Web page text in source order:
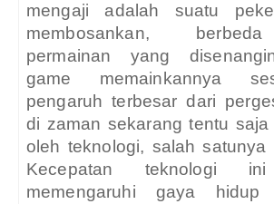
mengaji adalah suatu
membosankan,
permainan yang
game memainkannya
pengaruh terbesar dari
di zaman sekarang tentu saja
oleh teknologi, salah satunya
Kecepatan teknologi ini
memengaruhi gaya hidup